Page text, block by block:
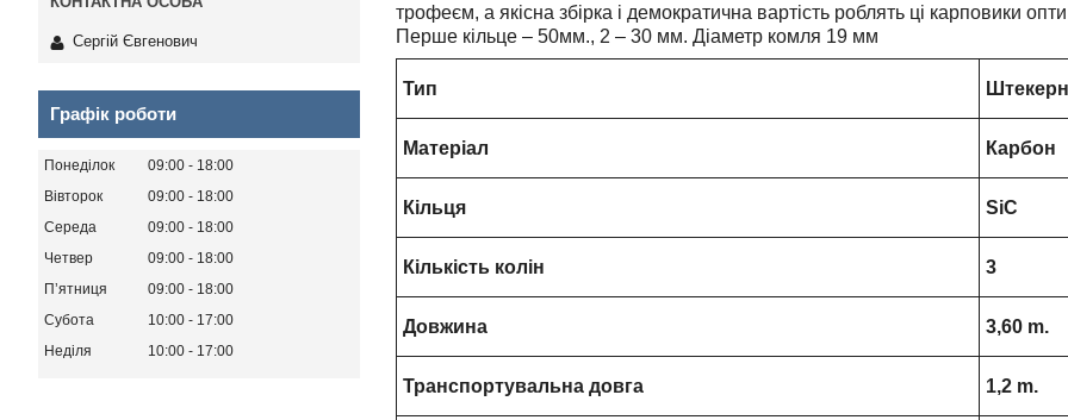
трофеєм, а якісна збірка і демократична вартість роблять ці карповики
Перше кільце – 50мм., 2 – 30 мм. Діаметр комля 19 мм
Тип
Матеріал Карбон
Кільця SiC
Кількість колін 3
Довжина 3,60 m.
Транспортувальна довга 1,2 m.
Сергій Євгенович
Графік роботи
Понеділок 09:00
18:00
Вівторок
09:00
18:00
Середа
09:00
18:00
Четвер
09:00
18:00
Пʼятниця
09:00
18:00
Субота
10:00
17:00
Неділя
10:00 17:00